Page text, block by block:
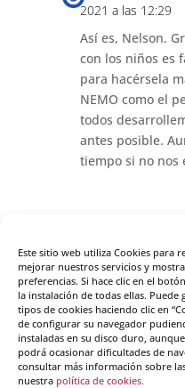
Este sitio web utiliza Cookies para
mejorar nuestros servicios y
preferencias. Si hace clic en el
la instalación de todas ellas.
tipos de cookies haciendo clic en
de configurar su navegador
instaladas en su disco duro,
podrá ocasionar dificultades de
consultar más información sobre
nuestra política de cookies.
2021 a las 12:29
Así es, Nelson.
con los niños es
para hacérsela
NEMO como el
todos
antes posible.
tiempo si no nos